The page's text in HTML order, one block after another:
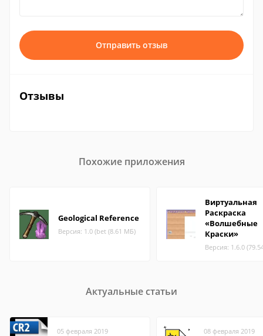
Отправить отзыв
Отзывы
Похожие приложения
Geological Reference
Версия: 1.0 (bet (8.61 МБ)
Виртуальная
Раскраска
«Волшебные
Краски»
Версия: 1.6.0
Актуальные статьи
05 февраля 2019 08 февраля 2019